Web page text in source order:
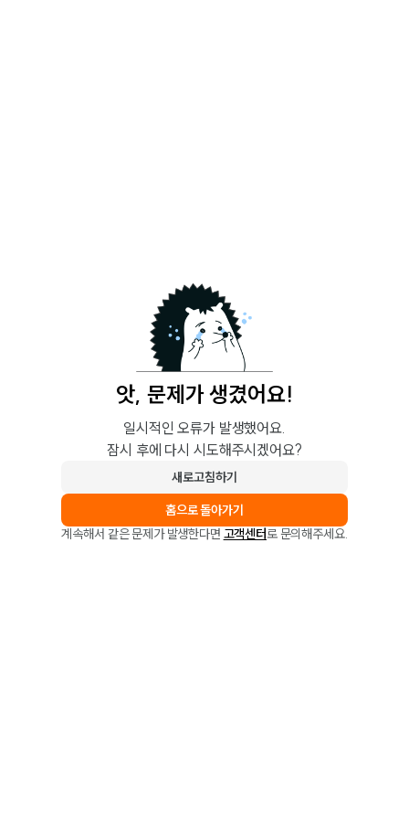
앗, 문제가 생겼어요!
일시적인 오류가 발생했어요.
잠시 후에 다시 시도해주시겠어요?
새로고침하기
홈으로 돌아가기
계속해서 같은 문제가 발생한다면 고객센터로 문의해주세요.